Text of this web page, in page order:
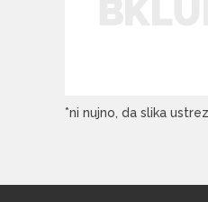
*ni nujno, da slika